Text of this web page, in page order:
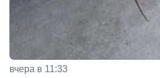
вчера в 11:33